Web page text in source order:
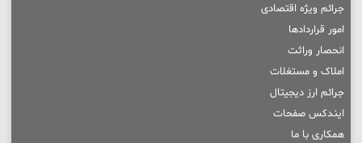
جرائم ویژه اقتصادی
امور قراردادها
انحصار وراثت
املاک و مستغلات
جرائم ارز دیجیتال
ایندکس صفحات
همکاری با ما